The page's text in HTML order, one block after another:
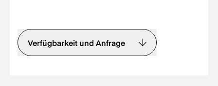
Verfügbarkeit und Anfrage